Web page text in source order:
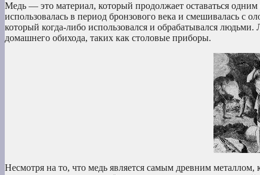
Медь — это материал, который продолжает оставаться
использовалась в период бронзового века и смешивалась с
который когда-либо использовался и обрабатывался
домашнего обихода, таких как столовые приборы.
Несмотря на то, что медь является самым древним металлом,